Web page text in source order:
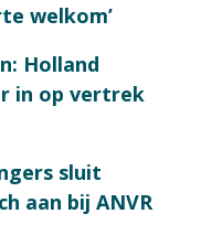
welkom’
Holland
in op vertrek
sluit
aan bij ANVR